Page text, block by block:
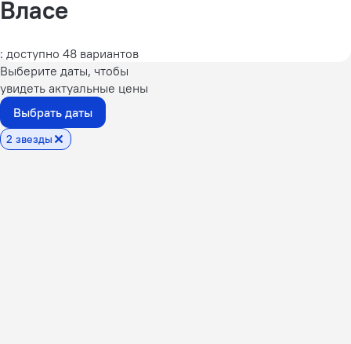
Власе
: доступно 48 вариантов
Выберите даты, чтобы
увидеть актуальные цены
Выбрать даты
2 звезды